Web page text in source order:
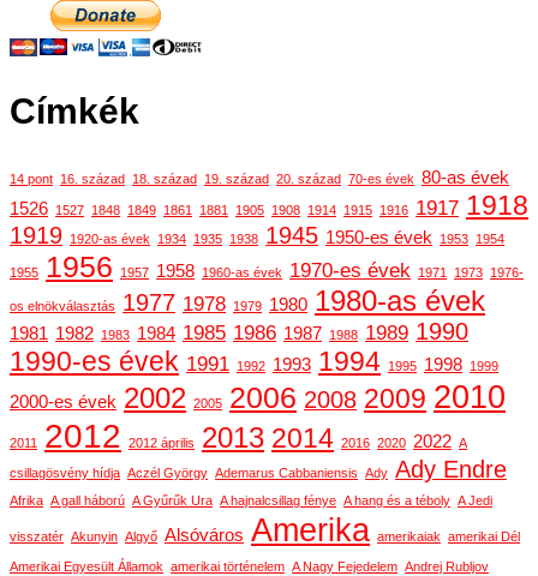
Címkék
14 pont 16. század 18. század 19. század 20. század 70-es évek 80-as évek
1526 1527 1848 1849 1861 1881 1905 1908 1914 1915 1916 1917 1918
1919 1920-as évek 1934 1935 1938 1945 1950-es évek 1953 1954
1955 1956 1957 1958 1960-as évek 1970-es évek 1971 1973 1976-
os elnökválasztás 1977 1978 1979 1980 1980-as évek
1981 1982 1983 1984 1985 1986 1987 1988 1989 1990
1990-es évek 1991 1992 1993 1994 1995 1998 1999
2000-es évek 2002 2005 2006 2008 2009 2010
2011 2012 2012 április 2013 2014 2016 2020 2022 A
csillagösvény hídja Aczél György Ademarus Cabbaniensis Ady Ady Endre
Afrika A gall háború A Gyűrűk Ura A hajnalcsillag fénye A hang és a téboly A Jedi
visszatér Akunyin Algyő Alsóváros Amerika amerikaiak amerikai Dél
Amerikai Egyesült Államok amerikai történelem A Nagy Fejedelem Andrej Rubljov